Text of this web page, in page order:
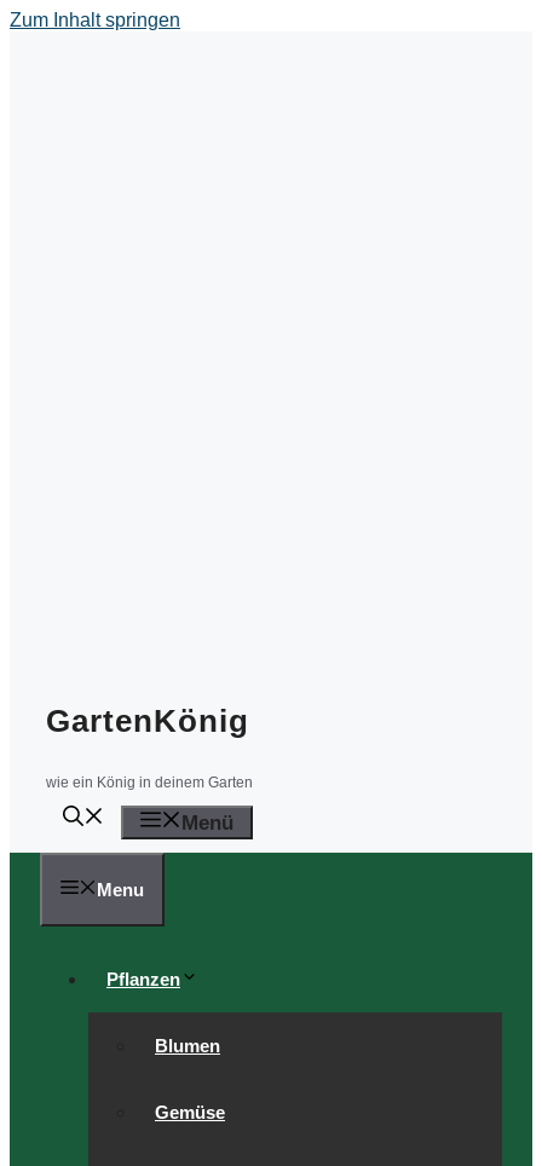
Zum Inhalt springen
GartenKönig
wie ein König in deinem Garten
Menü
Menu
Pflanzen
Blumen
Gemüse